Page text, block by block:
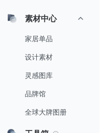
素材中心
家居单品
设计素材
灵感图库
品牌馆
全球大牌图册